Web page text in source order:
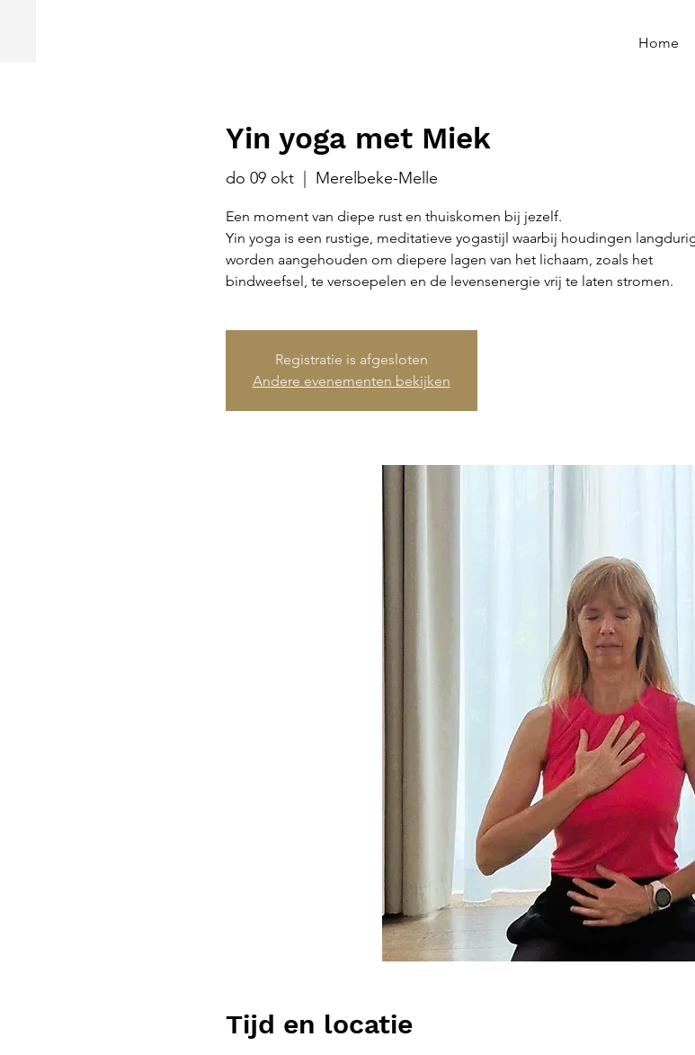
Home
Yin yoga met Miek
do 09 okt
  |
Merelbeke-Melle
Een moment van diepe rust en thuiskomen bij jezelf.
Yin yoga is een rustige, meditatieve yogastijl waarbij houdingen
worden aangehouden om diepere lagen van het lichaam, zoals het
bindweefsel, te versoepelen en de levensenergie vrij te laten stromen.
Registratie is afgesloten
Andere evenementen bekijken
Tijd en locatie